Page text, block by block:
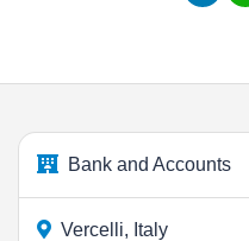
Bank and Accounts
Vercelli, Italy